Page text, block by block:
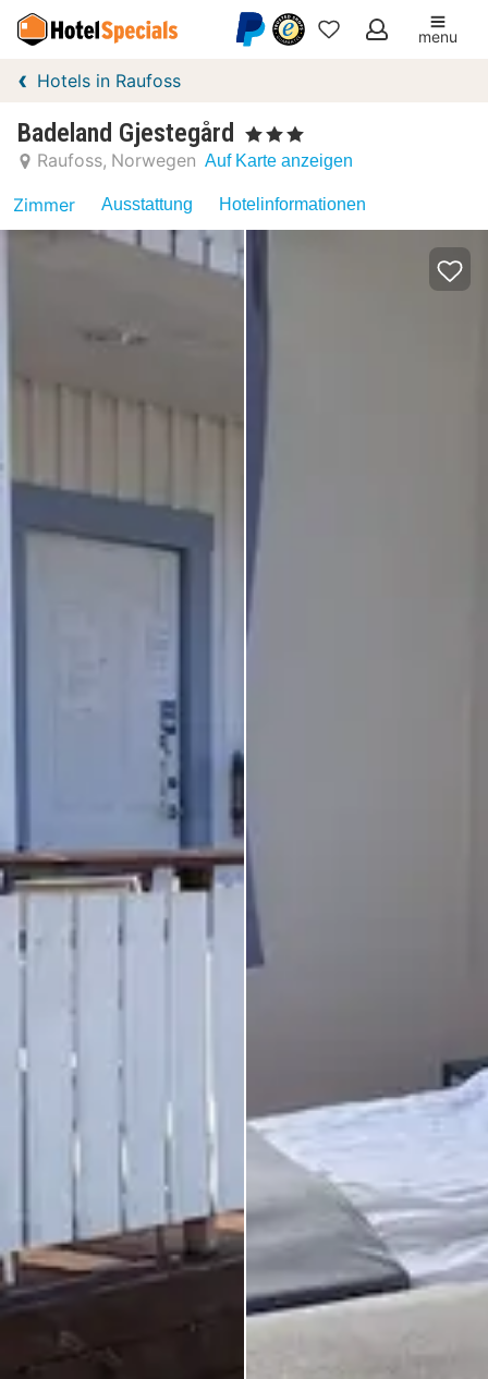
Meine
menu
Hotels in Raufoss
Badeland Gjestegård , 3 Sterne
Raufoss Norwegen Auf Karte anzeigen
Zimmer Ausstattung Hotelinformationen